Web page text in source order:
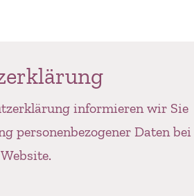
informieren wir Sie
personenbezogener Daten bei